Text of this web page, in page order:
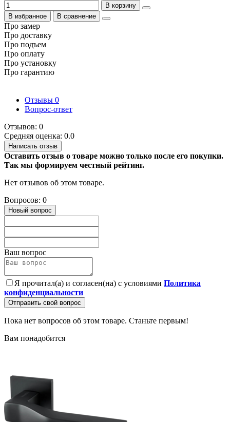
В корзину
В избранное
В сравнение
Про замер
Про доставку
Про подъем
Про оплату
Про установку
Про гарантию
Отзывы 0
Вопрос-ответ
Отзывов: 0
Средняя оценка: 0.0
Написать отзыв
Оставить отзыв о товаре можно только после его покупки.
Так мы формируем честный рейтинг.
Нет отзывов об этом товаре.
Вопросов: 0
Новый вопрос
Ваш вопрос
Я прочитал(а) и согласен(на) с условиями Политика
конфиденциальности
Отправить свой вопрос
Пока нет вопросов об этом товаре. Станьте первым!
Вам понадобится